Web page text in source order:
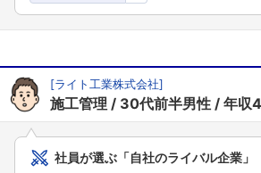
[ライト工業株式会社]
施工管理 30代前半男性 年収
社員が選ぶ「自社のライバル企業」